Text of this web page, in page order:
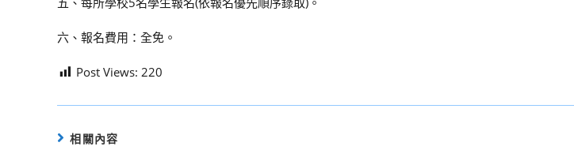
六、報名費用：全免。
Post Views: 220
相關內容